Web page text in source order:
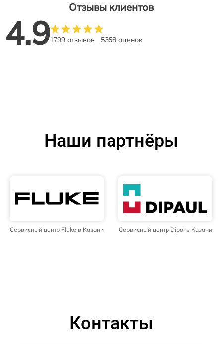
Отзывы клиентов
4.91799 отзывов 5358 оценок
Наши партнёры
Сервисный центр Fluke в Казани Сервисный центр Dipol в Казани
Контакты